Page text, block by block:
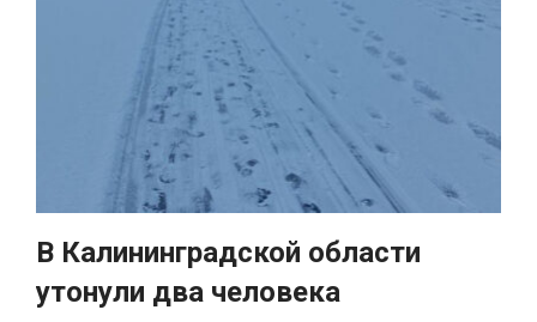
В Калининградской области
утонули два человека